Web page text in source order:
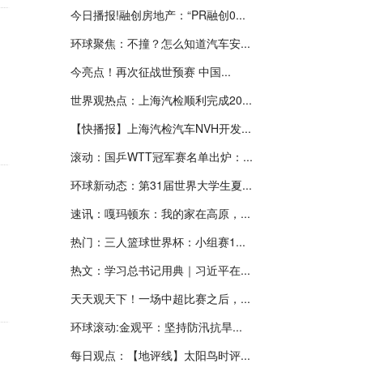
今日播报!融创房地产：“PR融创0...
环球聚焦：不撞？怎么知道汽车安...
今亮点！再次征战世预赛 中国...
世界观热点：上海汽检顺利完成20...
【快播报】上海汽检汽车NVH开发...
滚动：国乒WTT冠军赛名单出炉：...
环球新动态：第31届世界大学生夏...
速讯：嘎玛顿东：我的家在高原，...
热门：三人篮球世界杯：小组赛1...
热文：学习总书记用典｜习近平在...
天天观天下！一场中超比赛之后，...
环球滚动:金观平：坚持防汛抗旱...
每日观点：【地评线】太阳鸟时评...